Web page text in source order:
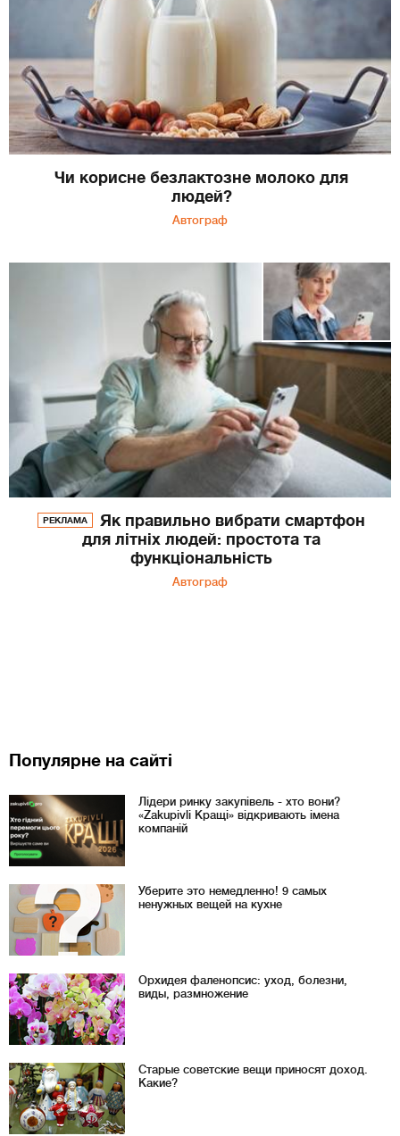
Чи корисне безлактозне молоко для
людей?
Автограф
РЕКЛАМА
Як правильно вибрати смартфон
для літніх людей: простота та
функціональність
Автограф
Популярне на сайті
Лідери ринку закупівель - хто вони?
«Zakupivli Кращі» відкривають імена
компаній
Уберите это немедленно! 9 самых
ненужных вещей на кухне
Орхидея фаленопсис: уход, болезни,
виды, размножение
Старые советские вещи приносят доход.
Какие?